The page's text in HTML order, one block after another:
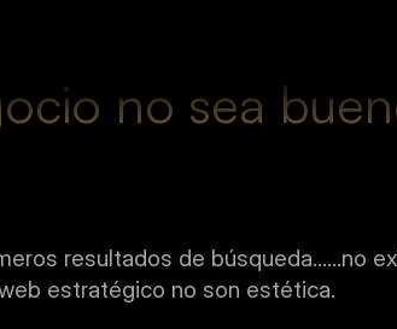
no sea
resultados de búsqueda……no
estratégico no son estética.